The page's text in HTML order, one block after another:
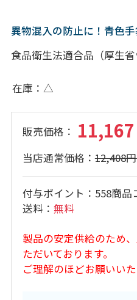
異物混入の防止に！青色
食品衛生法適合品（厚生省
在庫 △
11,167
12,408円
付与ポイント 558商品
送料
無料
製品の安定供給のため
ただいております。
ご理解のほどお願いいた